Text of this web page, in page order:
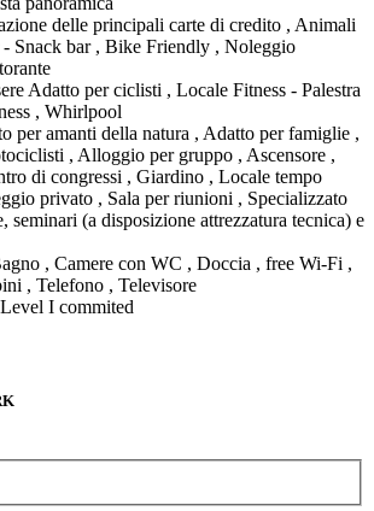
delle principali carte di credito , Animali
- Snack bar , Bike Friendly , Noleggio
Adatto per ciclisti , Locale Fitness - Palestra
, Whirlpool
per amanti della natura , Adatto per famiglie ,
, Alloggio per gruppo , Ascensore ,
di congressi , Giardino , Locale tempo
privato , Sala per riunioni , Specializzato
seminari (a disposizione attrezzatura tecnica) e
, Camere con WC , Doccia , free Wi-Fi ,
, Telefono , Televisore
Level I commited